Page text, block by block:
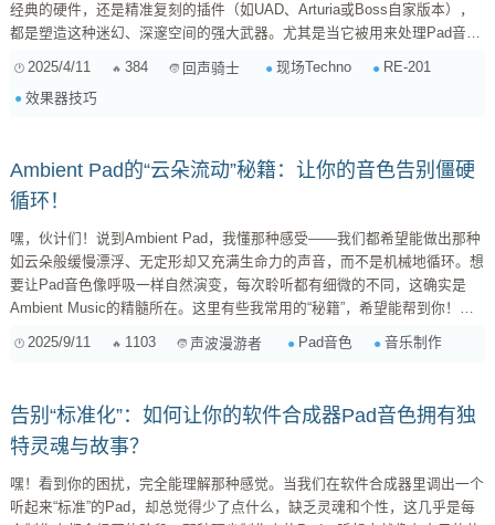
经典的硬件，还是精准复刻的插件（如UAD、Arturia或Boss自家版本），
都是塑造这种迷幻、深邃空间的强大武器。尤其是当它被用来处理Pad音色
时，那种温暖、略带跑调的磁带延迟和独特的弹簧混响，能瞬间将简单的铺
底音色，变成充满生命力、不断演进的声景。 但是，现场实时控制这台“太
空回响”并非易事。它既是创造力的源泉，也潜藏着失控的风险。如何在
2025/4/11 384 回声骑士 现场Techno
RE-201
效果器技巧
Ambient Pad的“云朵流动”秘籍：让你的音色告别僵硬
循环！
嘿，伙计们！说到Ambient Pad，我懂那种感受——我们都希望能做出那种
如云朵般缓慢漂浮、无定形却又充满生命力的声音，而不是机械地循环。想
要让Pad音色像呼吸一样自然演变，每次聆听都有细微的不同，这确实是
Ambient Music的精髓所在。这里有些我常用的“秘籍”，希望能帮到你！
力”首先来源于它的声音本身。 长包络（Envelopes）是你的朋友
2025/9/11 1103 声波漫游者 Pad音色 音乐制作
告别“标准化”：如何让你的软件合成器Pad音色拥有独
特灵魂与故事？
嘿！看到你的困扰，完全能理解那种感觉。当我们在软件合成器里调出一个
听起来“标准”的Pad，却总觉得少了点什么，缺乏灵魂和个性，这几乎是每